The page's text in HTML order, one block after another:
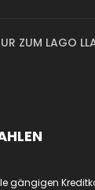
ZUM LAGO
gängigen